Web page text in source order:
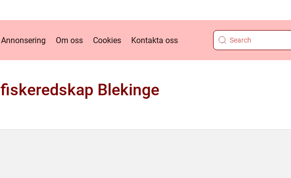
Annonsering Om oss Cookies Kontakta oss
fiskeredskap Blekinge